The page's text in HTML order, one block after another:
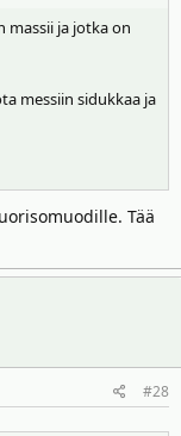
massii ja jotka on
messiin sidukkaa ja
Tää
#28